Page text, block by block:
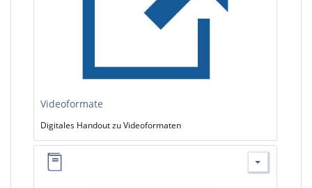
Videoformate
Digitales Handout zu Videoformaten